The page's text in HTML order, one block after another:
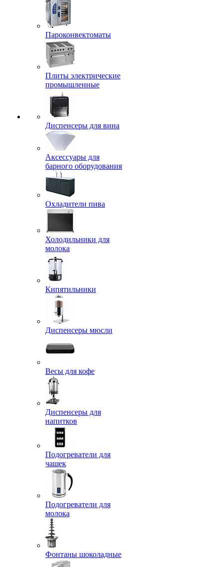
Пароконвектоматы
Плиты электрические
промышленные
Диспенсеры для вина
Аксессуары для
барного оборудования
Охладители пива
Холодильники для
молока
Кипятильники
Диспенсеры мюсли
Весы для кофе
Диспенсеры для
напитков
Подогреватели для
чашек
Подогреватели для
молока
Фонтаны шоколадные